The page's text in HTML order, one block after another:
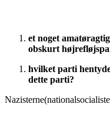
et noget
obskurt
hvilket parti
dette parti?